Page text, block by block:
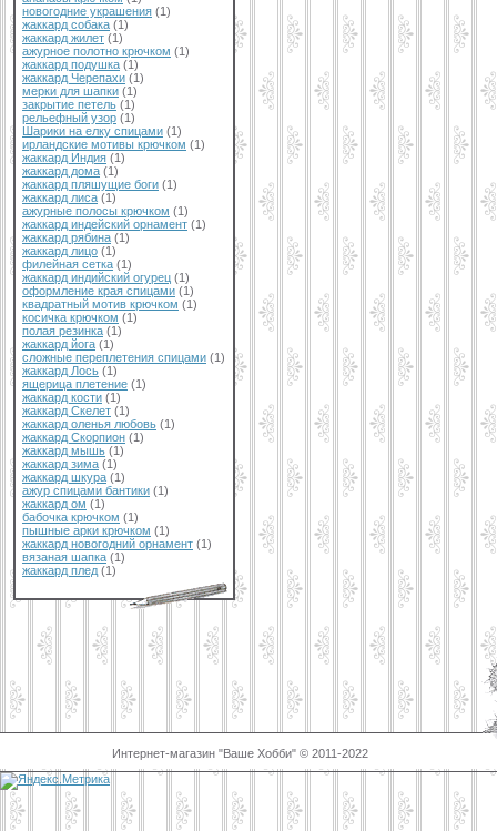
новогодние украшения (1)
жаккард собака (1)
жаккард жилет (1)
ажурное полотно крючком (1)
жаккард подушка (1)
жаккард Черепахи (1)
мерки для шапки (1)
закрытие петель (1)
рельефный узор (1)
Шарики на елку спицами (1)
ирландские мотивы крючком (1)
жаккард Индия (1)
жаккард дома (1)
жаккард пляшущие боги (1)
жаккард лиса (1)
ажурные полосы крючком (1)
жаккард индейский орнамент (1)
жаккард рябина (1)
жаккард лицо (1)
филейная сетка (1)
жаккард индийский огурец (1)
оформление края спицами (1)
квадратный мотив крючком (1)
косичка крючком (1)
полая резинка (1)
жаккард йога (1)
сложные переплетения спицами (1)
жаккард Лось (1)
ящерица плетение (1)
жаккард кости (1)
жаккард Скелет (1)
жаккард оленья любовь (1)
жаккард Скорпион (1)
жаккард мышь (1)
жаккард зима (1)
жаккард шкура (1)
ажур спицами бантики (1)
жаккард ом (1)
бабочка крючком (1)
пышные арки крючком (1)
жаккард новогодний орнамент (1)
вязаная шапка (1)
жаккард плед (1)
Интернет-магазин "Ваше Хобби" © 2011-2022